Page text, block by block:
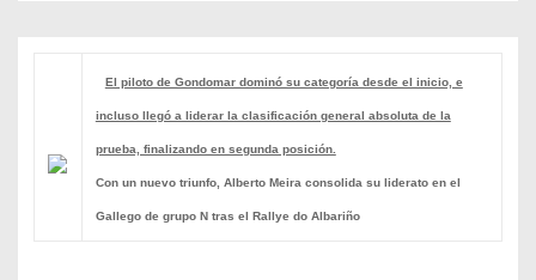
El piloto de Gondomar dominó su categoría desde el inicio, e
incluso llegó a liderar la clasificación general absoluta de la
prueba, finalizando en segunda posición.
Con un nuevo triunfo, Alberto Meira consolida su liderato en el
Gallego de grupo N tras el Rallye do Albariño